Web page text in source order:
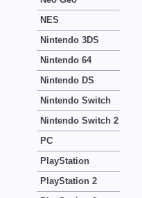
NES
Nintendo 3DS
Nintendo 64
Nintendo DS
Nintendo Switch
Nintendo Switch 2
PC
PlayStation
PlayStation 2